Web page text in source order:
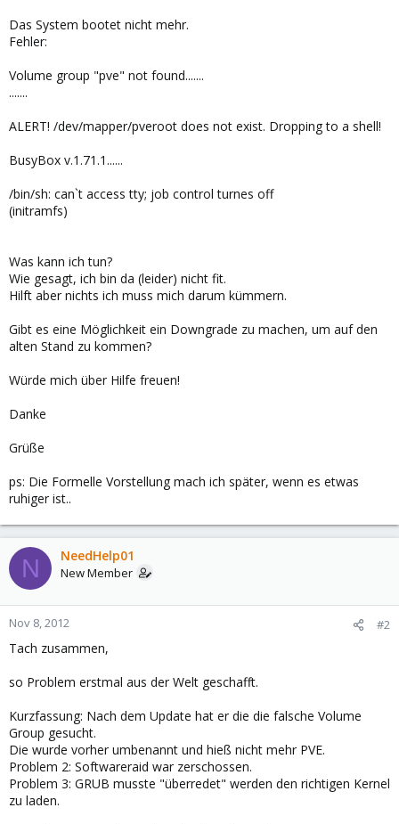
Das System bootet nicht mehr.
Fehler:
Volume group "pve" not found.......
.......
ALERT! /dev/mapper/pveroot does not exist. Dropping to a shell!
BusyBox v.1.71.1......
/bin/sh: can`t access tty; job control turnes off
(initramfs)
Was kann ich tun?
Wie gesagt, ich bin da (leider) nicht fit.
Hilft aber nichts ich muss mich darum kümmern.
Gibt es eine Möglichkeit ein Downgrade zu machen, um auf den
alten Stand zu kommen?
Würde mich über Hilfe freuen!
Danke
Grüße
ps: Die Formelle Vorstellung mach ich später, wenn es etwas
ruhiger ist..
N NeedHelp01
New Member
Nov 8, 2012 #2
Tach zusammen,
so Problem erstmal aus der Welt geschafft.
Kurzfassung: Nach dem Update hat er die die falsche Volume
Group gesucht.
Die wurde vorher umbenannt und hieß nicht mehr PVE.
Problem 2: Softwareraid war zerschossen.
Problem 3: GRUB musste "überredet" werden den richtigen Kernel
zu laden.